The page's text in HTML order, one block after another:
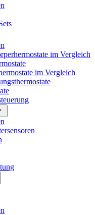
im Vergleich
im Vergleich